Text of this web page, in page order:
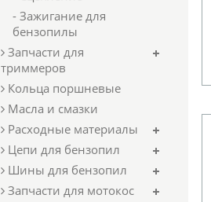
- Зажигание для
бензопилы
Запчасти для
триммеров
Кольца поршневые
Масла и смазки
Расходные материалы
Цепи для бензопил
Шины для бензопил
Запчасти для мотокос